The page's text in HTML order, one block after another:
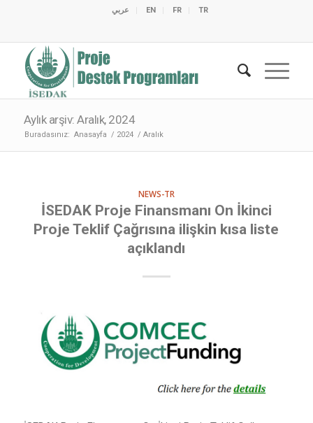
عربي EN FR TR
MC
C
COMCE
C
COMCE
C
Aylık arşiv: Aralık, 2024
Buradasınız: Anasayfa / 2024 / Aralık
NEWS-TR
İSEDAK Proje Finansmanı On İkinci
Proje Teklif Çağrısına ilişkin kısa liste
açıklandı